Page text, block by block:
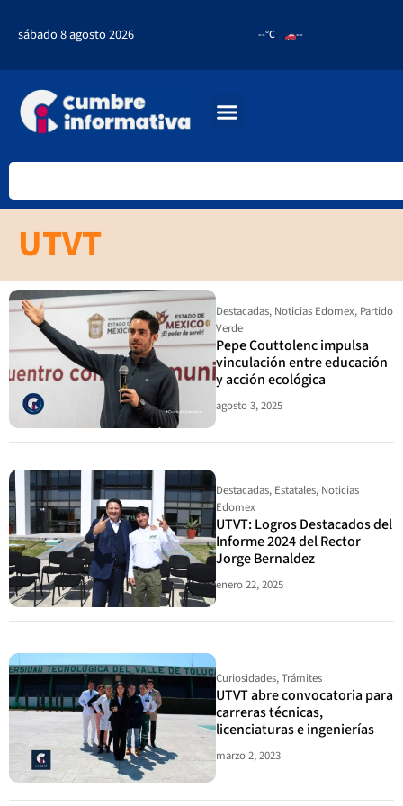
sábado 8 agosto 2026 --°C --
UTVT
Destacadas, Noticias Edomex, Partido
Verde
Pepe Couttolenc impulsa
vinculación entre educación
y acción ecológica
agosto 3, 2025
Destacadas, Estatales, Noticias
Edomex
UTVT: Logros Destacados del
Informe 2024 del Rector
Jorge Bernaldez
enero 22, 2025
Curiosidades,Trámites
UTVT abre convocatoria para
carreras técnicas,
licenciaturas e ingenierías
marzo 2, 2023